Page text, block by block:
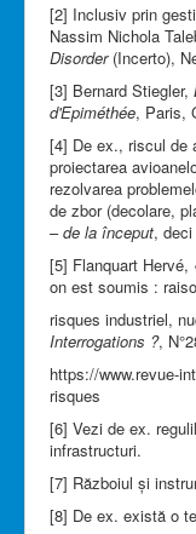
[2] Inclusiv prin
Nassim Nichola
Disorder(Incerto),
[3] Bernard Stiegler,
d'Epiméthée, Paris,
[4] De ex., riscul de
proiectarea
rezolvarea
de zbor (decolare,
–de la început,
[5] Flanquart Hervé,
on est soumis :
risques industriel,
Interrogations ?,
https://www.revue-
risques
[6] Vezi de ex.
infrastructuri.
[7] Războiul și
[8] De ex. există o